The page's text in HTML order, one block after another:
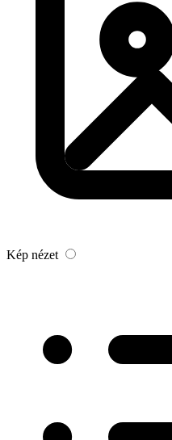
Kép nézet